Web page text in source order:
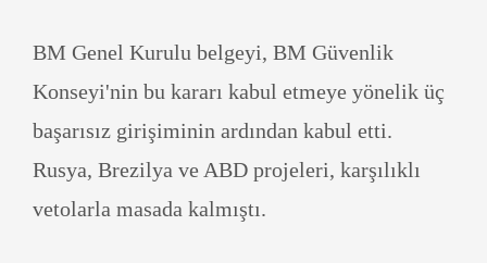
BM Genel Kurulu belgeyi, BM Güvenlik
Konseyi'nin bu kararı kabul etmeye yönelik üç
başarısız girişiminin ardından kabul etti.
Rusya, Brezilya ve ABD projeleri, karşılıklı
vetolarla masada kalmıştı.